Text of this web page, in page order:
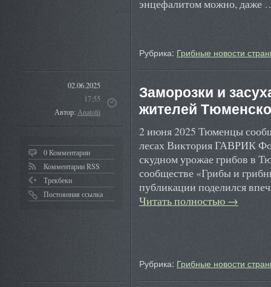
энцефалитом можно,
Рубрика: Грибные новости
02.06.2025
17:55
Автор:Anatolii
0 Комментарии
Комментарии RSS
Трекбеки
Постоянная ссылка
Заморозки и
жителей
2 июня 2025 Тюменцы
лесах Виктория ГАВРИК
скудном урожае грибов в
сообществе «Грибы и
публикации поделился
Читать полностью →
Рубрика: Грибные новости